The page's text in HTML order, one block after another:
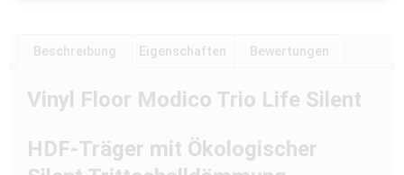
Beschreibung Eigenschaften Bewertungen
Vinyl Floor Modico Trio Life Silent
HDF-Träger mit Ökologischer